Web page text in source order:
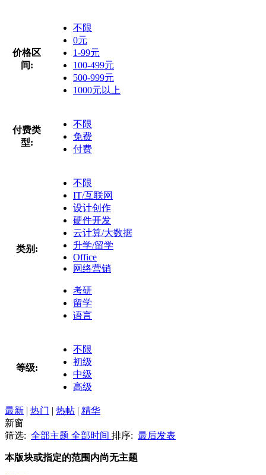
价格区
间:
不限
0元
1-99元
100-499元
500-999元
1000元以上
付费类
型:
不限
免费
付费
类别:
不限
IT/互联网
设计创作
硬件开发
云计算/大数据
升学/留学
Office
网络营销
考研
留学
语言
等级:
不限
初级
中级
高级
最新 | 热门 | 热帖 | 精华
新窗
筛选: 全部主题 全部时间 排序: 最后发表
本版块或指定的范围内尚无主题